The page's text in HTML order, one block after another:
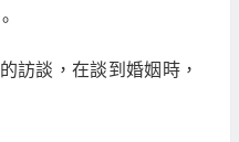
訪談，在談到婚姻時，